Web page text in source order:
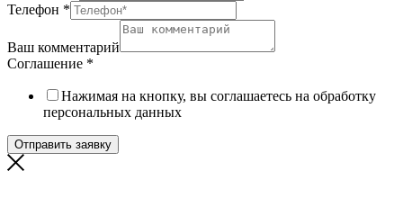
Телефон *
Ваш комментарий
Соглашение *
Нажимая на кнопку, вы соглашаетесь на обработку
персональных данных
Отправить заявку